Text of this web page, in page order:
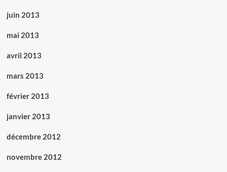
juin 2013
mai 2013
avril 2013
mars 2013
février 2013
janvier 2013
décembre 2012
novembre 2012